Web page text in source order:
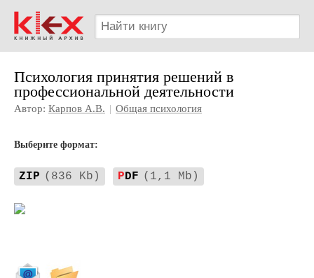
Психология принятия решений в
профессиональной деятельности
Автор: Карпов А.В. | Общая психология
Выберите формат:
ZIP (836 Kb) PDF (1,1 Mb)